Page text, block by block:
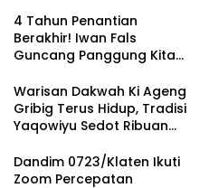
4 Tahun Penantian
Berakhir! Iwan Fals
Guncang Panggung Kita
Ayolah Mulai
Warisan Dakwah Ki Ageng
Gribig Terus Hidup, Tradisi
Yaqowiyu Sedot Ribuan
Dandim 0723/Klaten Ikuti
Zoom Percepatan